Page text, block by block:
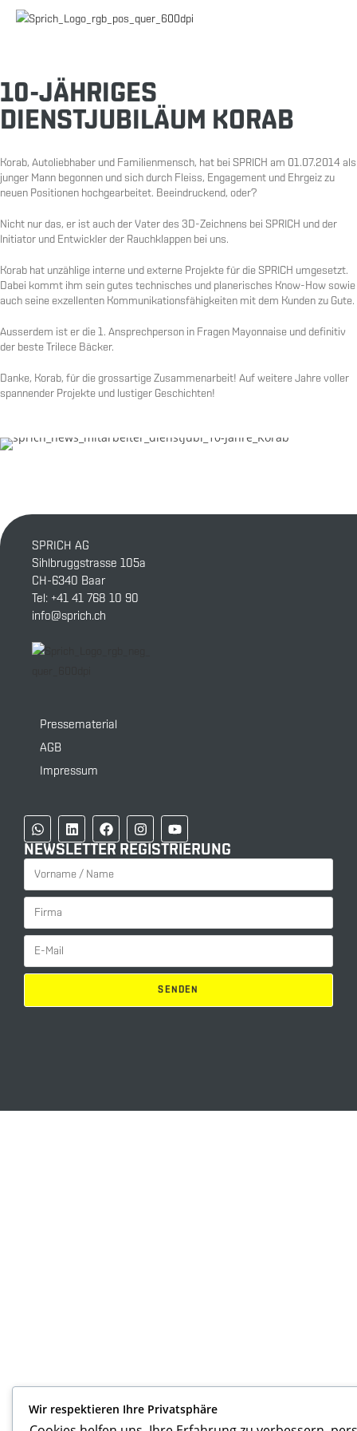
10-JÄHRIGES
DIENSTJUBILÄUM KORAB
Korab, Autoliebhaber und Familienmensch, hat bei SPRICH am 01.07.2014 als
junger Mann begonnen und sich durch Fleiss, Engagement und Ehrgeiz zu
neuen Positionen hochgearbeitet. Beeindruckend, oder?
Nicht nur das, er ist auch der Vater des 3D-Zeichnens bei SPRICH und der
Initiator und Entwickler der Rauchklappen bei uns.
Korab hat unzählige interne und externe Projekte für die SPRICH umgesetzt.
Dabei kommt ihm sein gutes technisches und planerisches Know-How sowie
auch seine exzellenten Kommunikationsfähigkeiten mit dem Kunden zu Gute.
Ausserdem ist er die 1. Ansprechperson in Fragen Mayonnaise und definitiv
der beste Trilece Bäcker.
Danke, Korab, für die grossartige Zusammenarbeit! Auf weitere Jahre voller
spannender Projekte und lustiger Geschichten!
SPRICH AG
Sihlbruggstrasse 105a
CH-6340 Baar
Tel: +41 41 768 10 90
info@sprich.ch
Pressematerial
AGB
Impressum
NEWSLETTER REGISTRIERUNG
Wir respektieren Ihre Privatsphäre